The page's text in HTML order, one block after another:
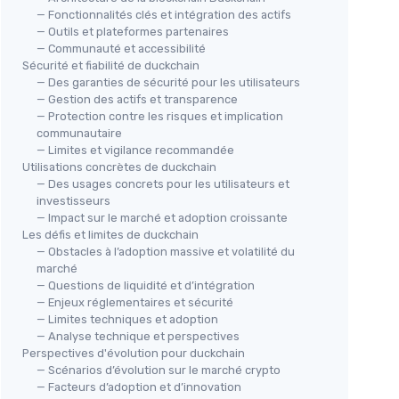
— Fonctionnalités clés et intégration des actifs
— Outils et plateformes partenaires
— Communauté et accessibilité
Sécurité et fiabilité de duckchain
— Des garanties de sécurité pour les utilisateurs
— Gestion des actifs et transparence
— Protection contre les risques et implication
communautaire
— Limites et vigilance recommandée
Utilisations concrètes de duckchain
— Des usages concrets pour les utilisateurs et
investisseurs
— Impact sur le marché et adoption croissante
Les défis et limites de duckchain
— Obstacles à l’adoption massive et volatilité du
marché
— Questions de liquidité et d’intégration
— Enjeux réglementaires et sécurité
— Limites techniques et adoption
— Analyse technique et perspectives
Perspectives d'évolution pour duckchain
— Scénarios d’évolution sur le marché crypto
— Facteurs d’adoption et d’innovation